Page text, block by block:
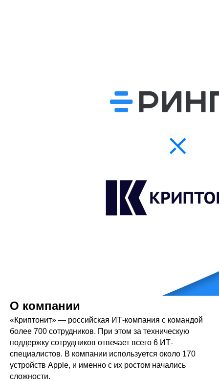
О компании
«Криптонит» — российская ИТ-компания с командой
более 700 сотрудников. При этом за техническую
поддержку сотрудников отвечает всего 6 ИТ-
специалистов. В компании используется около 170
устройств Apple, и именно с их ростом начались
сложности.